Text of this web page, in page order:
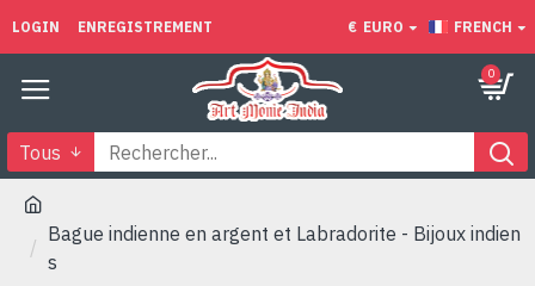
LOGIN ENREGISTREMENT € EURO FRENCH
0
Tous
Bague indienne en argent et Labradorite - Bijoux indien
s